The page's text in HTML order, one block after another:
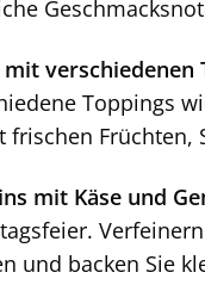
verschiedenen
Toppings
frischen
mit Käse und
und backen Sie